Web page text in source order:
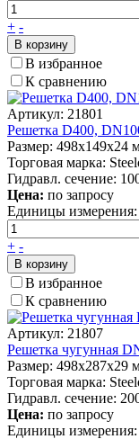
+ -
В корзину
В избранное
К сравнению
Артикул: 21801
Решетка D400,
Размер: 498х149х24
Торговая марка:
Гидравл. сечение:
Цена: по запросу
Единицы измерения:
+ -
В корзину
В избранное
К сравнению
Артикул: 21807
Решетка чугунная
Размер: 498х287х29
Торговая марка:
Гидравл. сечение:
Цена: по запросу
Единицы измерения: